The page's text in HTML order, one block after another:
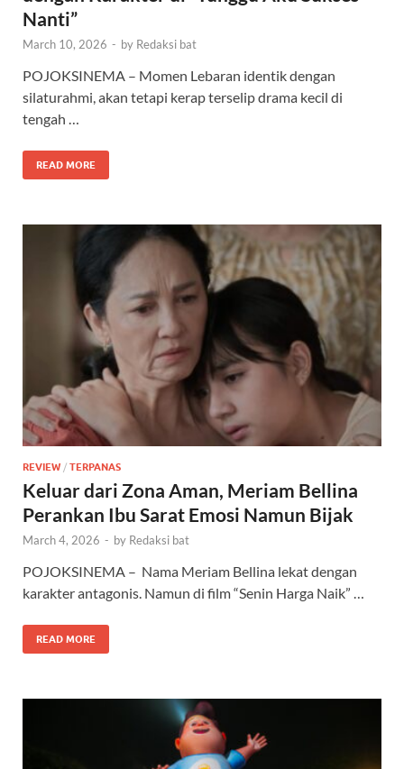
Nanti”
March 10, 2026 - by Redaksi bat
POJOKSINEMA – Momen Lebaran identik dengan
silaturahmi, akan tetapi kerap terselip drama kecil di
tengah …
READ MORE
REVIEW / TERPANAS
Keluar dari Zona Aman, Meriam Bellina
Perankan Ibu Sarat Emosi Namun Bijak
March 4, 2026 - by Redaksi bat
POJOKSINEMA – Nama Meriam Bellina lekat dengan
karakter antagonis. Namun di film “Senin Harga Naik” …
READ MORE